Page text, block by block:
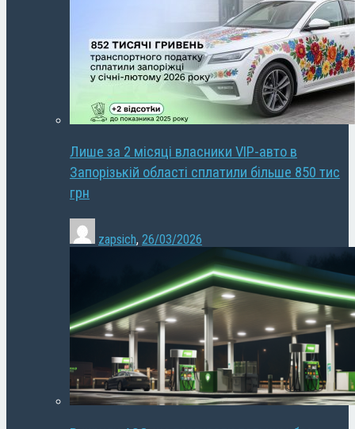
Лише за 2 місяці власники VIP-авто в
Запорізькій області сплатили більше 850 тис
грн
zapsich, 26/03/2026